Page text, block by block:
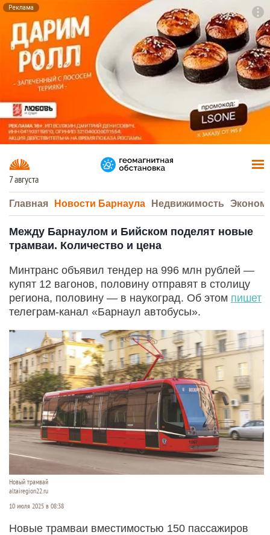
Реклама
7 августа
Главная Новости Барнаула Недвижимость
Между Барнаулом и Бийском поделят новые
трамваи. Количество и цена
Минтранс объявил тендер на 996 млн рублей —
купят 12 вагонов, половину отправят в столицу
региона, половину — в наукоград. Об этом пишет
телеграм-канал «Барнаул автобусы».
Новый трамвай
altairegion22.ru
10 июля 2025 в 08:38
Новые трамваи вместимостью 150 пассажиров